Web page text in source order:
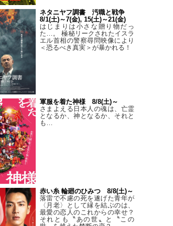
ネタニヤフ調書 汚職と戦争
8/1(土)～7(金), 15(土)～21(金)
はじまりは小さな贈り物だっ
た…。 極秘リークされたイスラ
エル首相の警察尋問映像により
＜恐るべき真実＞が暴かれる！
軍服を着た神様 8/8(土)～
さまよえる日本人の魂は、亡霊
となるか、神となるか、それと
も…
赤い糸 輪廻のひみつ 8/8(土)～
落雷で不慮の死を遂げた青年が
〈月老〉として縁を結ぶのは、
最愛の恋人のこれからの幸せ？
それとも〝あの世〟と〝この